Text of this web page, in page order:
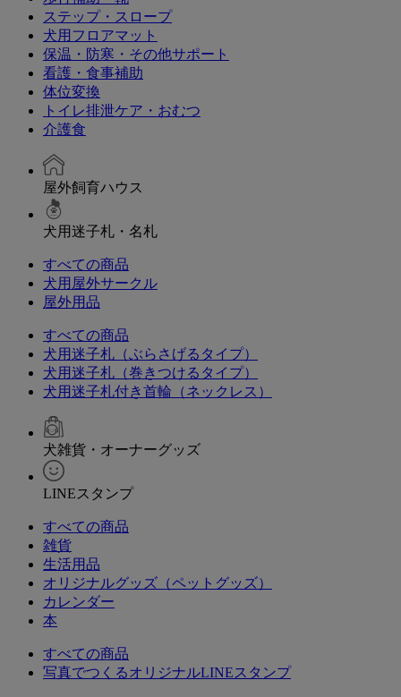
ステップ・スロープ
犬用フロアマット
保温・防寒・その他サポート
看護・食事補助
体位変換
トイレ排泄ケア・おむつ
介護食
屋外飼育ハウス
犬用迷子札・名札
すべての商品
犬用屋外サークル
屋外用品
すべての商品
犬用迷子札（ぶらさげるタイプ）
犬用迷子札（巻きつけるタイプ）
犬用迷子札付き首輪（ネックレス）
犬雑貨・オーナーグッズ
LINEスタンプ
すべての商品
雑貨
生活用品
オリジナルグッズ（ペットグッズ）
カレンダー
本
すべての商品
写真でつくるオリジナルLINEスタンプ